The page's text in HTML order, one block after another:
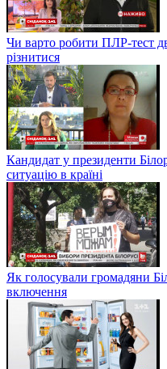
Чи варто робити ПЛР-тест
різнитися
Кандидат у президенти
ситуацію в країні
Як голосували громадяни
включення